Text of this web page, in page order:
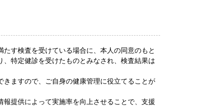
す検査を受けている場合に、本人の同意のもと
特定健診を受けたものとみなされ、検査結果は
ますので、ご自身の健康管理に役立てることが
提供によって実施率を向上させることで、支援